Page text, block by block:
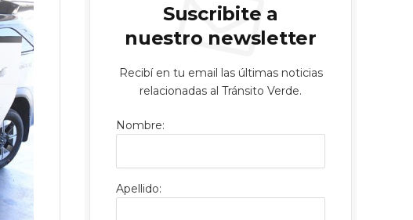
Suscribite a
nuestro newsletter
Recibí en tu email las últimas noticias
relacionadas al Tránsito Verde.
Nombre:
Apellido: